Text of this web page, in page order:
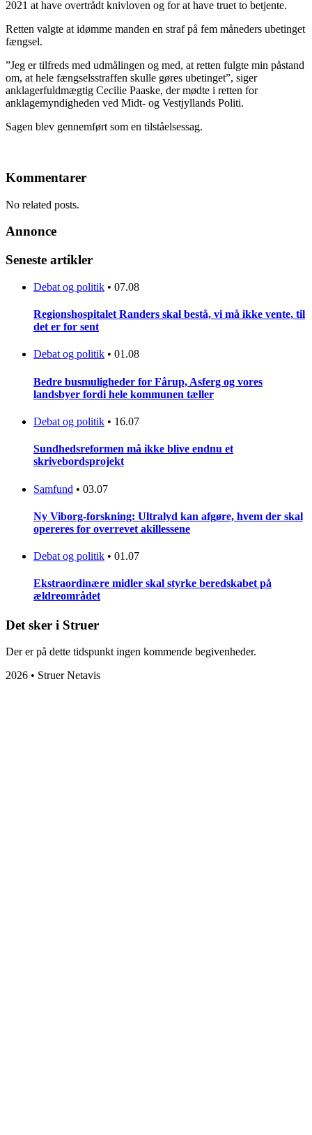
2021 at have overtrådt knivloven og for at have truet to betjente.
Retten valgte at idømme manden en straf på fem måneders ubetinget
fængsel.
”Jeg er tilfreds med udmålingen og med, at retten fulgte min påstand
om, at hele fængselsstraffen skulle gøres ubetinget”, siger
anklagerfuldmægtig Cecilie Paaske, der mødte i retten for
anklagemyndigheden ved Midt- og Vestjyllands Politi.
Sagen blev gennemført som en tilståelsessag.
Kommentarer
No related posts.
Annonce
Seneste artikler
Debat og politik • 07.08
Regionshospitalet Randers skal bestå, vi må ikke vente, til
det er for sent
Debat og politik • 01.08
Bedre busmuligheder for Fårup, Asferg og vores
landsbyer fordi hele kommunen tæller
Debat og politik • 16.07
Sundhedsreformen må ikke blive endnu et
skrivebordsprojekt
Samfund • 03.07
Ny Viborg-forskning: Ultralyd kan afgøre, hvem der skal
opereres for overrevet akillessene
Debat og politik • 01.07
Ekstraordinære midler skal styrke beredskabet på
ældreområdet
Det sker i Struer
Der er på dette tidspunkt ingen kommende begivenheder.
2026 • Struer Netavis